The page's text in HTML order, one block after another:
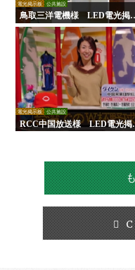
電光掲示板 公共施設
鳥取三洋電機様 LED電光掲
板
電光掲示板 公共施設
RCC中国放送様 LED電光掲
板